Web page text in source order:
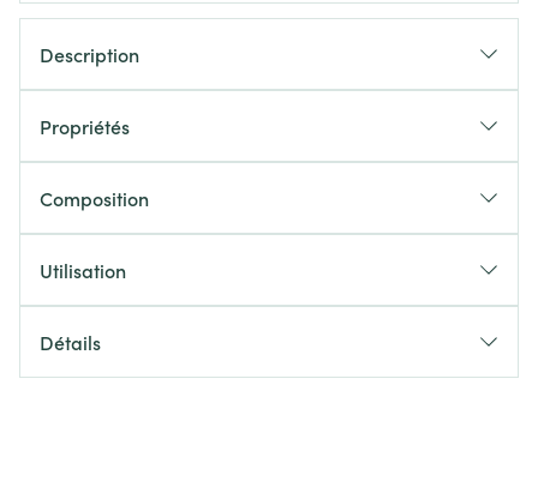
Description
Propriétés
Composition
Utilisation
Détails